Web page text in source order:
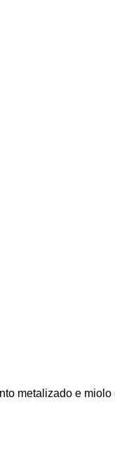
metalizado e